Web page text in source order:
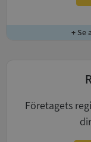
+ Se
Företagets